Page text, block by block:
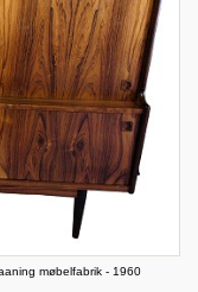
møbelfabrik - 1960